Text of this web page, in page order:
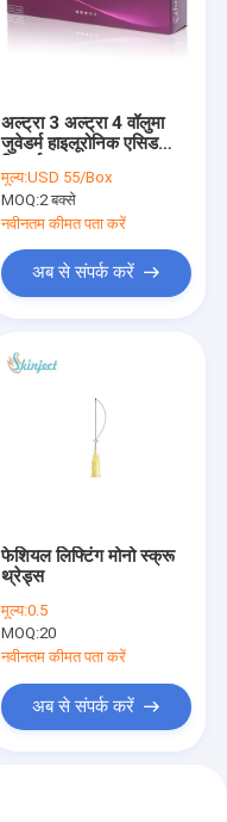
अल्ट्रा 3 अल्ट्रा 4 वॉलुमा
जुवेडर्म हाइलूरोनिक एसिड
मूल्य:USD 55/Box
MOQ:2 बक्से
नवीनतम कीमत पता करें
अब से संपर्क करें
फेशियल लिफ्टिंग मोनो स्क्रू
थ्रेड्स
मूल्य:0.5
MOQ:20
नवीनतम कीमत पता करें
अब से संपर्क करें